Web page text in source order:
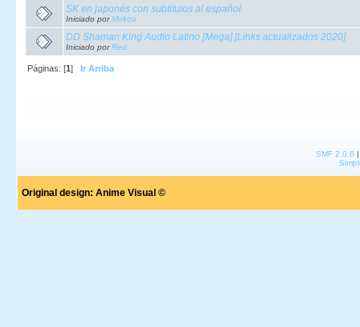
SK en japonés con subtitulos al español.
Iniciado porMokou
DD Shaman King Audio Latino [Mega] [Links actualizados 2020]
Iniciado porRed
Páginas: [1]Ir Arriba
SMF 2.0.6
Original design: Anime Visual ©